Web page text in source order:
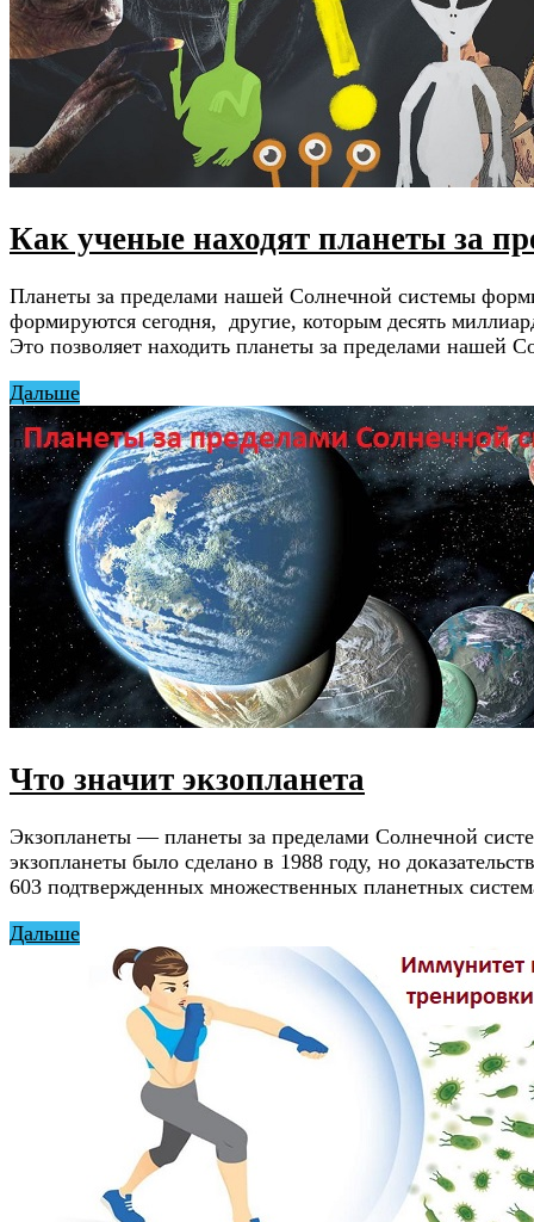
Как ученые находят планеты за
Планеты за пределами нашей Солнечной системы
формируются сегодня, другие, которым десять
Это позволяет находить планеты за пределами нашей
Дальше
Что значит экзопланета
Экзопланеты — планеты за пределами Солнечной
экзопланеты было сделано в 1988 году, но
603 подтвержденных множественных планетных
Дальше